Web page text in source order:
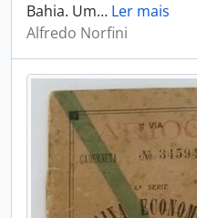
Bahia. Um… Ler mais
Alfredo Norfini